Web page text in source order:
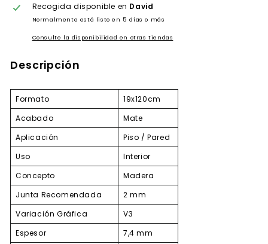
Recogida disponible en David
Normalmente está listo en 5 días o más
Consulte la disponibilidad en otras tiendas
Descripción
Formato
19x120cm
Acabado
Mate
Aplicación
Piso / Pared
Uso
Interior
Concepto
Madera
Junta Recomendada
2 mm
Variación Gráfica
V3
Espesor
7,4 mm